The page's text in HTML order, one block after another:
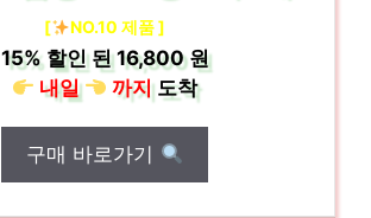
[ NO.10 제품 ]
15%할인 된16,800 원
내일
까지도착
구매 바로가기